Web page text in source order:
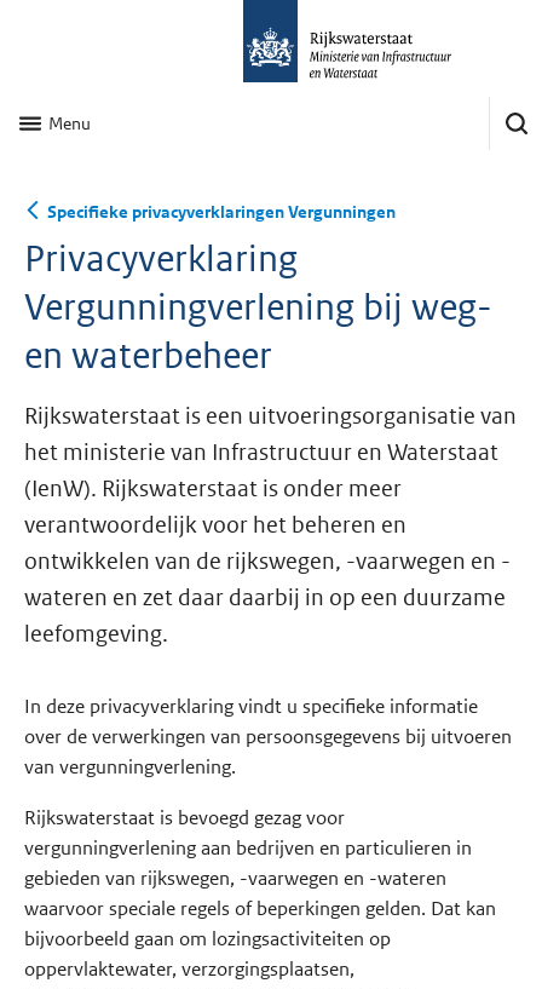
Menu
Specifieke privacyverklaringen Vergunningen
Privacyverklaring
Vergunningverlening bij weg-
en waterbeheer
Rijkswaterstaat is een uitvoeringsorganisatie van
het ministerie van Infrastructuur en Waterstaat
(IenW). Rijkswaterstaat is onder meer
verantwoordelijk voor het beheren en
ontwikkelen van de rijkswegen, -vaarwegen en -
wateren en zet daar daarbij in op een duurzame
leefomgeving.
In deze privacyverklaring vindt u specifieke informatie
over de verwerkingen van persoonsgegevens bij uitvoeren
van vergunningverlening.
Rijkswaterstaat is bevoegd gezag voor
vergunningverlening aan bedrijven en particulieren in
gebieden van rijkswegen, -vaarwegen en -wateren
waarvoor speciale regels of beperkingen gelden. Dat kan
bijvoorbeeld gaan om lozingsactiviteiten op
oppervlaktewater, verzorgingsplaatsen,